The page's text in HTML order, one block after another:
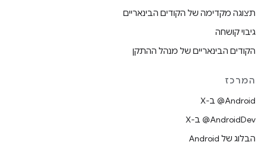
תצוגה מקדימה של הקודים הבינאריים
גיבוי קושחה
הקודים הבינאריים של מנהל ההתקן
המרכז
‫‎@Android ב-X
‫‎@AndroidDev ב-X
הבלוג של Android